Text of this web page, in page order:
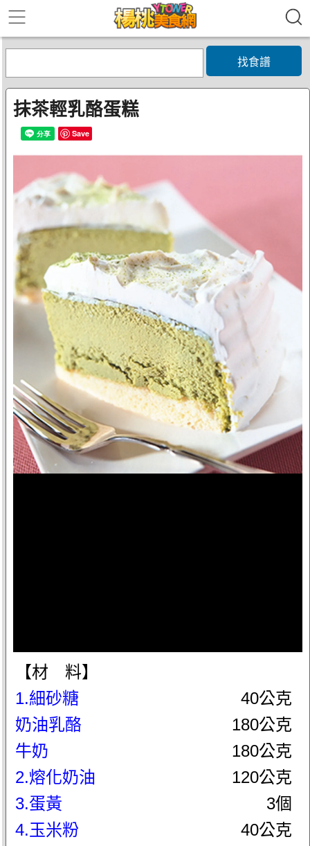
找食譜
抹茶輕乳酪蛋糕
Save
【材 料】
1.細砂糖
40公克
奶油乳酪
180公克
牛奶
180公克
2.熔化奶油
120公克
3.蛋黃
3個
4.玉米粉
40公克